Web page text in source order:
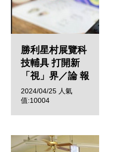
勝利星村展覽科
技輔具 打開新
「視」界／論 報
2024/04/25 人氣
值:10004